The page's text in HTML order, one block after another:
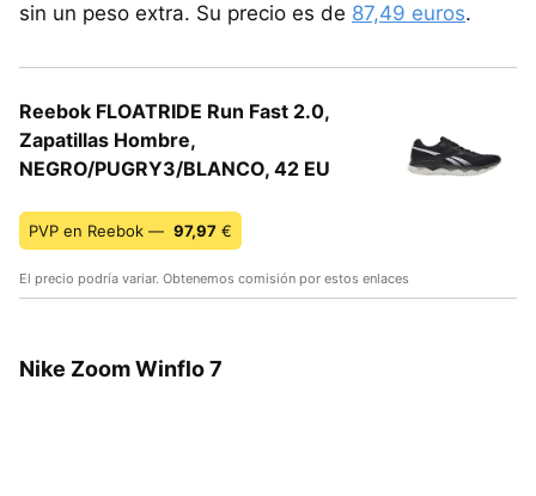
sin un peso extra. Su precio es de 87,49 euros.
Reebok FLOATRIDE Run Fast 2.0,
Zapatillas Hombre,
NEGRO/PUGRY3/BLANCO, 42 EU
PVP en Reebok — 97,97 €
El precio podría variar. Obtenemos comisión por estos enlaces
Nike Zoom Winflo 7